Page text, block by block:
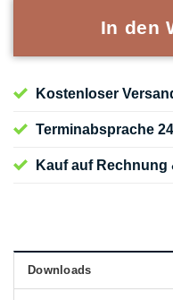
In den
Kostenloser
Terminabsprache
Kauf auf
Downloads